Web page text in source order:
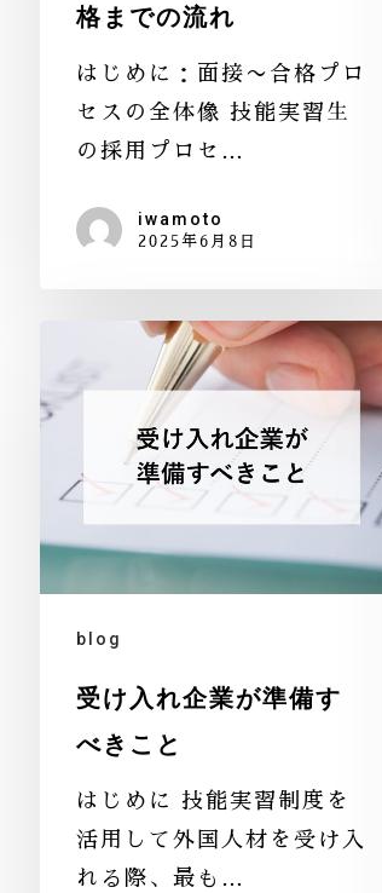
格までの流れ
はじめに：面接〜合格プロ
セスの全体像 技能実習生
の採用プロセ…
iwamoto
2025年6月8日
blog
受け入れ企業が準備す
べきこと
はじめに 技能実習制度を
活用して外国人材を受け入
れる際、最も…